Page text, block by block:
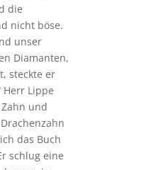
die
nicht böse.
unser
Diamanten,
steckte er
Lippe
und
das Buch
schlug eine